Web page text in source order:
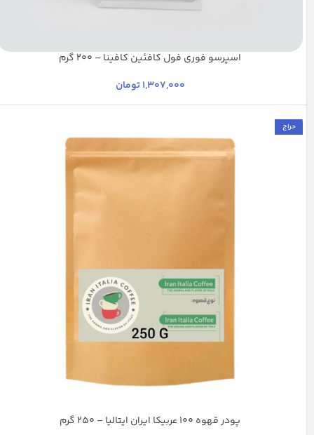
اسپرسو فوری فول کافئین کافینا – 200 گرم
1,307,000 تومان
حراج
پودر قهوه 100 عربیکا ایران ایتالیا – 250 گرم